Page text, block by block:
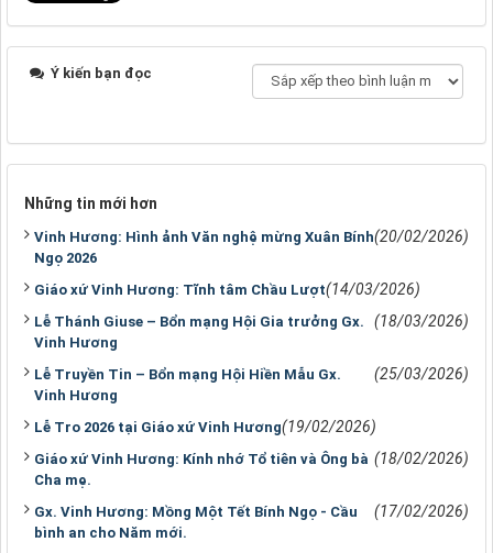
Ý kiến bạn đọc
Những tin mới hơn
Vinh Hương: Hình ảnh Văn nghệ mừng Xuân Bính
Ngọ 2026
(20/02/2026)
Giáo xứ Vinh Hương: Tĩnh tâm Chầu Lượt(14/03/2026)
Lễ Thánh Giuse – Bổn mạng Hội Gia trưởng Gx.
Vinh Hương
(18/03/2026)
Lễ Truyền Tin – Bổn mạng Hội Hiền Mẫu Gx.
Vinh Hương
(25/03/2026)
Lễ Tro 2026 tại Giáo xứ Vinh Hương(19/02/2026)
Giáo xứ Vinh Hương: Kính nhớ Tổ tiên và Ông bà
Cha mẹ.
(18/02/2026)
Gx. Vinh Hương: Mồng Một Tết Bính Ngọ - Cầu
bình an cho Năm mới.
(17/02/2026)